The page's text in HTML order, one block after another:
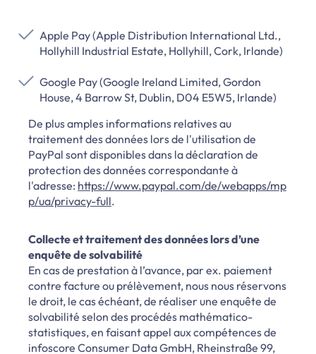
Apple Pay (Apple Distribution International Ltd.,
Hollyhill Industrial Estate, Hollyhill, Cork, Irlande)
Google Pay (Google Ireland Limited, Gordon
House, 4 Barrow St, Dublin, D04 E5W5, Irlande)
De plus amples informations relatives au
traitement des données lors de l'utilisation de
PayPal sont disponibles dans la déclaration de
protection des données correspondante à
l'adresse: https://www.paypal.com/de/webapps/mp
p/ua/privacy-full.
Collecte et traitement des données lors d’une
enquête de solvabilité
En cas de prestation à l’avance, par ex. paiement
contre facture ou prélèvement, nous nous réservons
le droit, le cas échéant, de réaliser une enquête de
solvabilité selon des procédés mathématico-
statistiques, en faisant appel aux compétences de
infoscore Consumer Data GmbH, Rheinstraße 99,